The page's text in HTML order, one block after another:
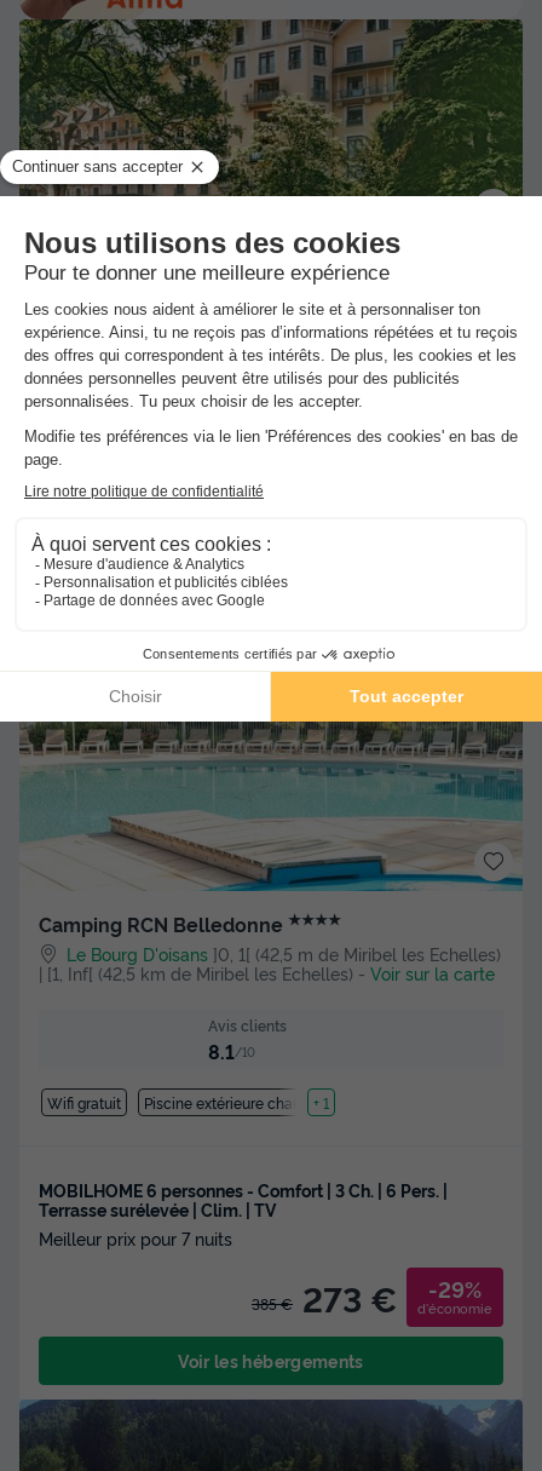
Appart'Hôtel Le Splendid d'Allevard★★★
Allevard
]0, 1[ (28,8 m de Miribel les Echelles) | [1, Inf[
(28,8 km de Miribel les Echelles) -Voir sur la carte
Avis clients
9.5/10
Wifi gratuit Lac
STUDIO 2 personnesMeilleur prix pour 7 nuits
Camping RCN Belledonne ★★★★
Le Bourg D'oisans ]0, 1[ (42,5 m de Miribel les Echelles)
| [1, Inf[ (42,5 km de Miribel les Echelles) - Voir sur la carte
Avis clients
8.1/10
Wifi gratuit Piscine extérieure chauffée
+ 1
MOBILHOME 6 personnes - Comfort | 3 Ch. | 6 Pers. |
Terrasse surélevée | Clim. | TV
Meilleur prix pour 7 nuits
385 € 273 € -29%
d'économie
Voir les hébergements